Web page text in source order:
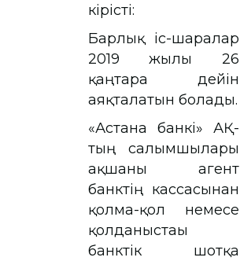
кірісті:
Барлық іс-шаралар
2019 жылғы 26
қаңтарға дейін
аяқталатын болады.
«Астана банкі» АҚ-
тың салымшылары
ақшаны агент
банктің кассасынан
қолма-қол немесе
қолданыстағы
банктік шотқа